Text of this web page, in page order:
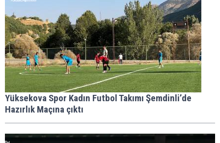
Yüksekova Spor Kadın Futbol Takımı Şemdinli’de
Hazırlık Maçına çıktı